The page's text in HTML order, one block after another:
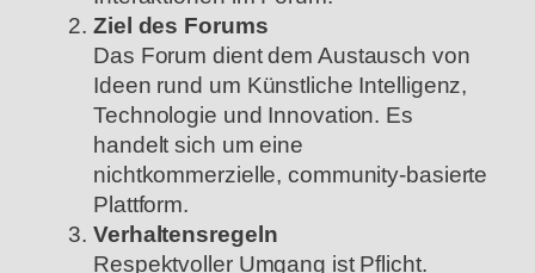
Ziel des Forums
Das Forum dient dem Austausch von
Ideen rund um Künstliche Intelligenz,
Technologie und Innovation. Es
handelt sich um eine
nichtkommerzielle, community-basierte
Plattform.
Verhaltensregeln
Respektvoller Umgang ist Pflicht.